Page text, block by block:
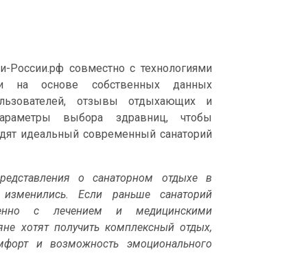
России.рф совместно с технологиями
и на основе собственных данных
отзывы отдыхающих и
выбора здравниц, чтобы
идеальный современный санаторий
о санаторном отдыхе в
Если раньше санаторий
с лечением и медицинскими
хотят получить комплексный отдых,
и возможность эмоционального